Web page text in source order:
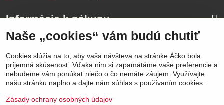
Informácie k nákupu
Naše značky
Výhody
Naše „cookies“ vám budú chutiť
Cookies slúžia na to, aby vaša návšteva na stránke Áčko bola
príjemná skúsenosť. Vďaka nim si zapamätáme vaše preferencie a
nebudeme vám ponúkať niečo o čo nemáte záujem. Využívajte
našu stránku naplno a dajte nám súhlas s používaním cookies.
Zásady ochrany osobných údajov